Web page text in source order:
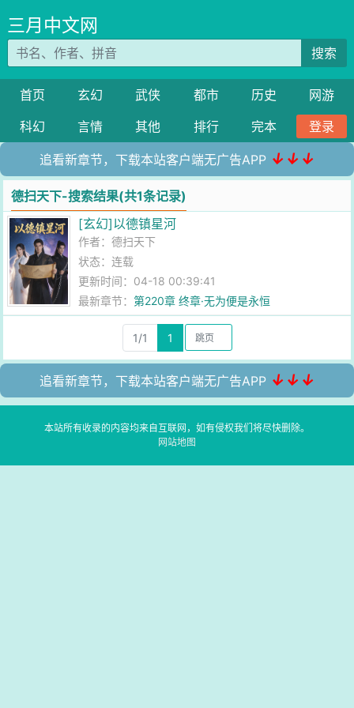
三月中文网
搜索
首页 玄幻 武侠 都市 历史
网游
科幻
言情 其他 排行 完本 登录
追看新章节，下载本站客户端无广告APP ↓↓↓
德扫天下-搜索结果(共1条记录)
[玄幻]以德镇星河
作者：德扫天下
状态：连载
更新时间：04-18 00:39:41
最新章节：第220章 终章·无为便是永恒
1/1 1
追看新章节，下载本站客户端无广告APP ↓↓↓
本站所有收录的内容均来自互联网，如有侵权我们将尽快删除。
网站地图